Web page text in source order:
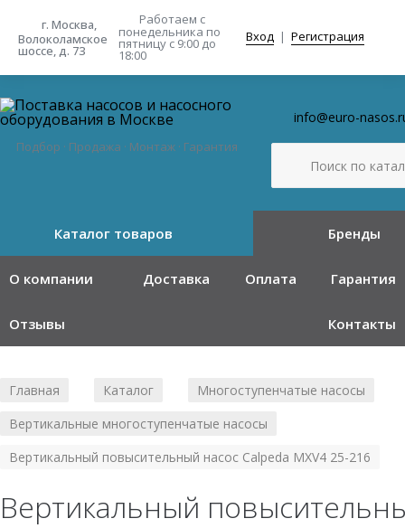
г. Москва,
Волоколамское
шоссе, д. 73
Работаем с
понедельника по
пятницу с 9:00 до
18:00
Вход | Регистрация
Подбор · Продажа · Монтаж · Гарантия
info@euro-
Каталог товаров Бренды
О компании Доставка Оплата Гарантия
Отзывы Контакты
Главная Каталог Многоступенчатые насосы
Вертикальные многоступенчатые насосы
Вертикальный повысительный насос Calpeda MXV4 25-216
Вертикальный